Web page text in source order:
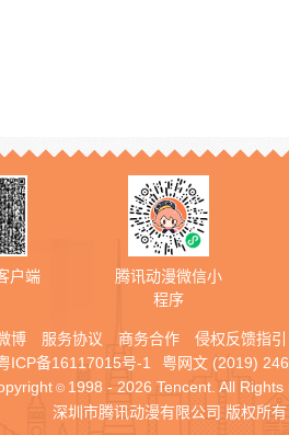
户端
腾讯动漫微信小
程序
博 服务协议 商务合作 侵权反馈指引
ICP备16117015号-1
粤网文 (2019)
© 1998 - 2026 Tencent. All Rights
深圳市腾讯动漫有限公司 版权所有